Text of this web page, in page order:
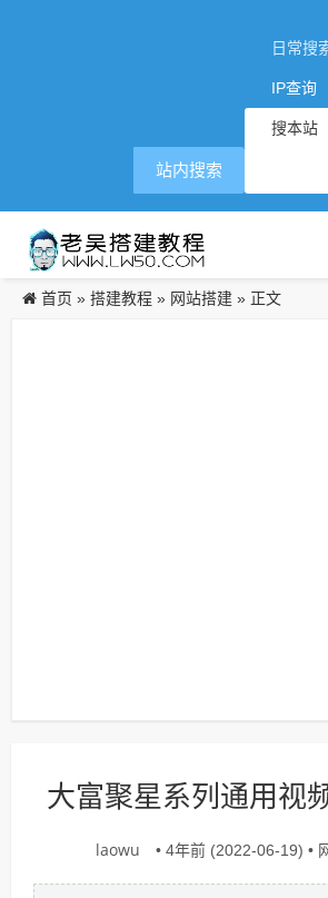
日常搜
IP查询
搜本站
站内搜索
首页 » 搭建教程 » 网站搭建 » 正文
大富聚星系列通用视
laowu • 4年前 (2022-06-19) •